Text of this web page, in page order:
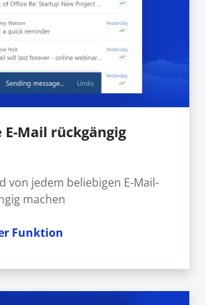
E-Mail rückgängig
von jedem beliebigen E-Mail-
machen
Funktion